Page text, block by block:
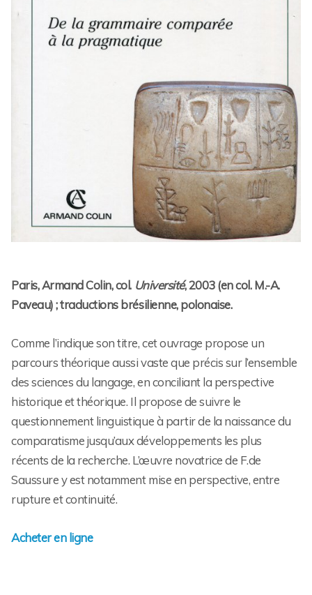
Paris, Armand Colin, col. Université, 2003 (en col. M.-A.
Paveau) ; traductions brésilienne, polonaise.
Comme l’indique son titre, cet ouvrage propose un
parcours théorique aussi vaste que précis sur l’ensemble
des sciences du langage, en conciliant la perspective
historique et théorique. Il propose de suivre le
questionnement linguistique à partir de la naissance du
comparatisme jusqu’aux développements les plus
récents de la recherche. L’œuvre novatrice de F.de
Saussure y est notamment mise en perspective, entre
rupture et continuité.
Acheter en ligne